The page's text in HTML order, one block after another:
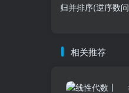
归并排序(逆序数
相关推荐